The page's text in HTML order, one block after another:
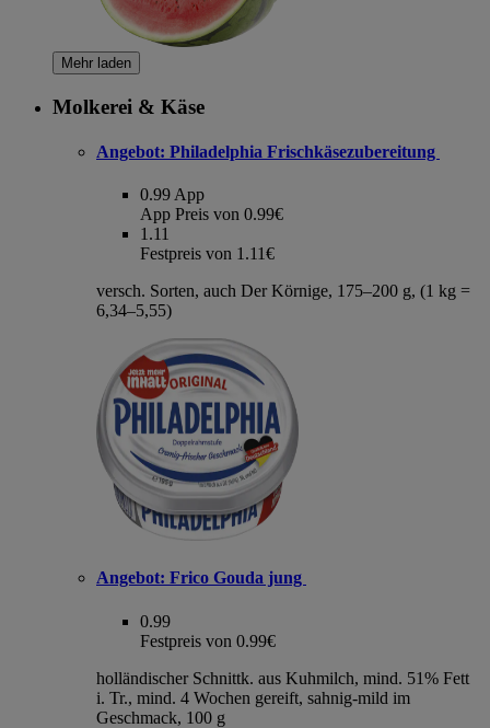
Mehr laden
Molkerei & Käse
Angebot: Philadelphia Frischkäsezubereitung
0.99 App
App Preis von 0.99€
1.11
Festpreis von 1.11€
versch. Sorten, auch Der Körnige, 175–200 g, (1 kg =
6,34–5,55)
Angebot: Frico Gouda jung
0.99
Festpreis von 0.99€
holländischer Schnittk. aus Kuhmilch, mind. 51% Fett
i. Tr., mind. 4 Wochen gereift, sahnig-mild im
Geschmack, 100 g